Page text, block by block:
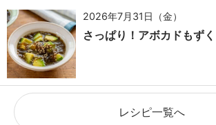
2026年7月31日（金）
さっぱり！アボカドもずく
レシピ一覧へ